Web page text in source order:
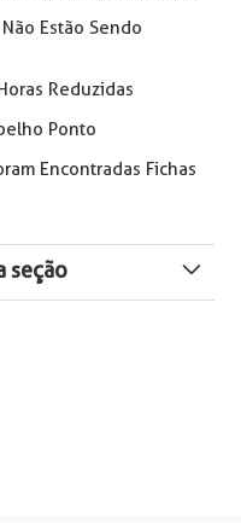
Estão Sendo
Reduzidas
Ponto
Encontradas Fichas
seção
ao Dia